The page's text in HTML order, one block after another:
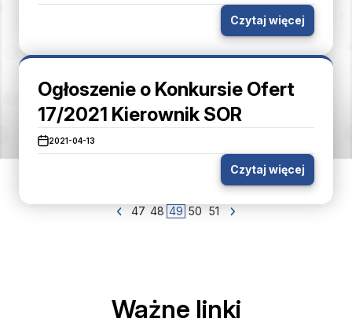
Czytaj więcej
Ogłoszenie o Konkursie Ofert
17/2021 Kierownik SOR
2021-04-13
Czytaj więcej
47 48 49 50 51
Ważne linki